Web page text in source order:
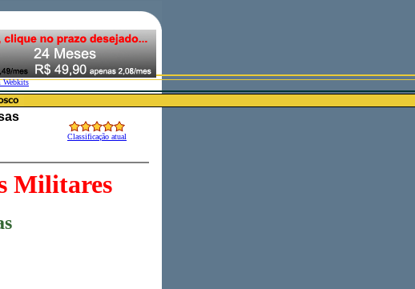
Classificação atual
Militares